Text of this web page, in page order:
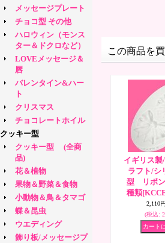
メッセージプレート
チョコ型 その他
ハロウィン（モンス
ター＆ドクロなど）
LOVEメッセージ＆
唇
バレンタイン&ハー
ト
クリスマス
チョコレートホイル
クッキー型
クッキー型 (全商
品)
花＆植物
果物＆野菜＆食物
小動物＆鳥＆タマゴ
蝶＆昆虫
ウエディング
飾り板/メッセージプ
この商品を
イギリス製
ラフト/シ
型 リボ
種類
2,110円
(税込: